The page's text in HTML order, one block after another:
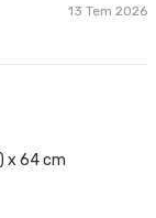
13 Tem 2026
x 64 cm